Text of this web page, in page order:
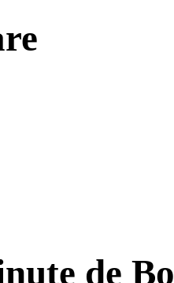
de